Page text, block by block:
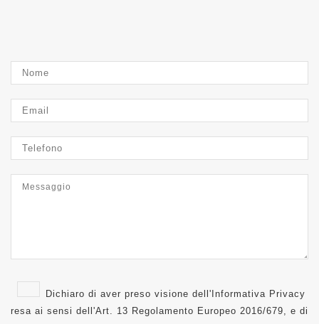
Dichiaro di aver preso visione dell' Informativa Privacy
resa ai sensi dell'Art. 13 Regolamento Europeo 2016/679, e di